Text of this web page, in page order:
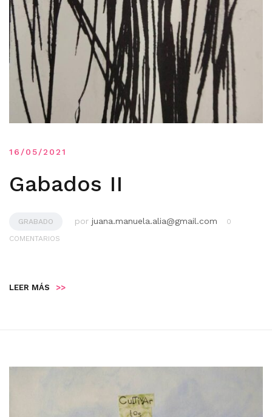
16/05/2021
Gabados II
GRABADO por juana.manuela.alia@gmail.com
0
COMENTARIOS
LEER MÁS >>